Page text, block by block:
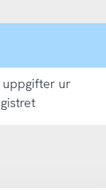
uppgifter ur